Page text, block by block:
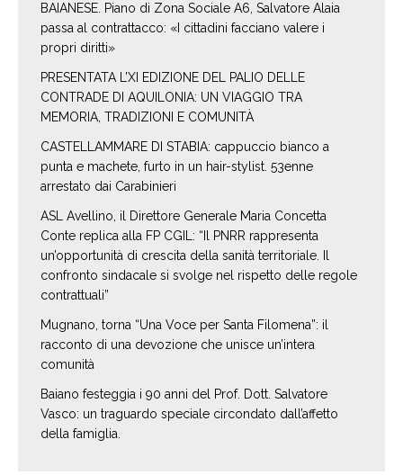
BAIANESE. Piano di Zona Sociale A6, Salvatore Alaia
passa al contrattacco: «I cittadini facciano valere i
propri diritti»
PRESENTATA L’XI EDIZIONE DEL PALIO DELLE
CONTRADE DI AQUILONIA: UN VIAGGIO TRA
MEMORIA, TRADIZIONI E COMUNITÀ
CASTELLAMMARE DI STABIA: cappuccio bianco a
punta e machete, furto in un hair-stylist. 53enne
arrestato dai Carabinieri
ASL Avellino, il Direttore Generale Maria Concetta
Conte replica alla FP CGIL: “Il PNRR rappresenta
un’opportunità di crescita della sanità territoriale. Il
confronto sindacale si svolge nel rispetto delle regole
contrattuali”
Mugnano, torna “Una Voce per Santa Filomena”: il
racconto di una devozione che unisce un’intera
comunità
Baiano festeggia i 90 anni del Prof. Dott. Salvatore
Vasco: un traguardo speciale circondato dall’affetto
della famiglia.